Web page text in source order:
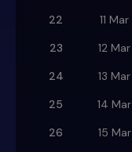
22
11 Mar
23
12 Mar
24
13 Mar
25
14 Mar
26
15 Mar